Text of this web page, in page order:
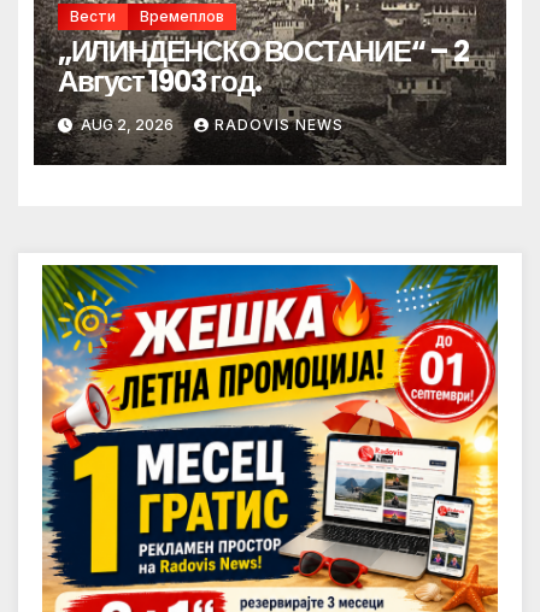
Вести Времеплов
„ИЛИНДЕНСКО ВОСТАНИЕ“ – 2
Август 1903 год.
AUG 2, 2026 RADOVIS NEWS